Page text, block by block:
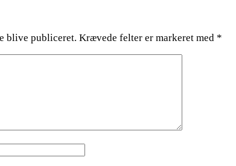
blive publiceret. Krævede felter er markeret med *